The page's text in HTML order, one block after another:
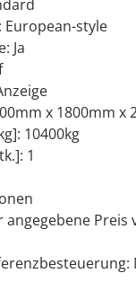
style
Ja
x 1800mm x
10400kg
1
Preis